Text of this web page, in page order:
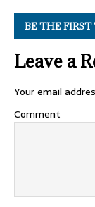
BE THE
Leave a
Your email
Comment